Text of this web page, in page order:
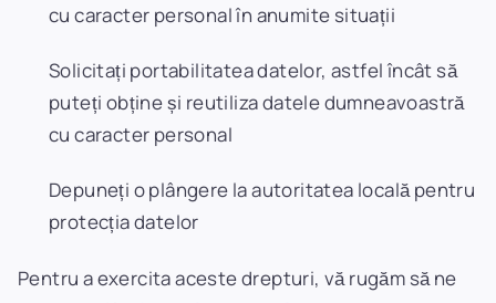
cu caracter personal în anumite situații
Solicitați portabilitatea datelor, astfel încât să
puteți obține și reutiliza datele dumneavoastră
cu caracter personal
Depuneți o plângere la autoritatea locală pentru
protecția datelor
Pentru a exercita aceste drepturi, vă rugăm să ne